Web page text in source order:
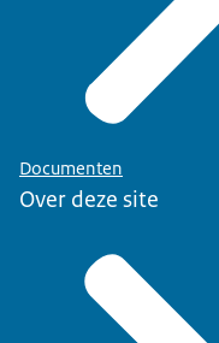
Documenten
Over deze site